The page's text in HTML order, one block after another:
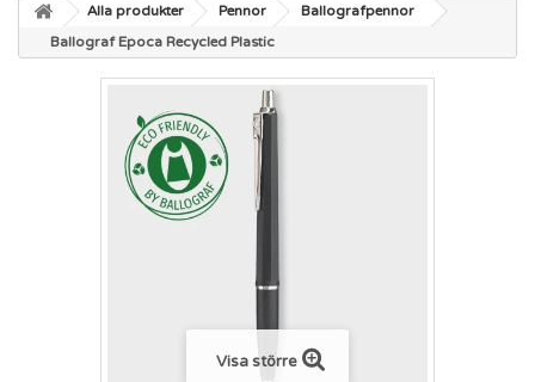
Alla produkter Pennor
Ballografpennor
Ballograf Epoca Recycled Plastic
Visa större